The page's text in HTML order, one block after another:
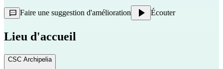
Faire une suggestion d'amélioration Écouter
Lieu d'accueil
CSC Archipelia